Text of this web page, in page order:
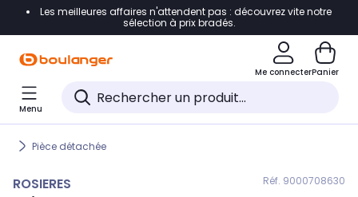
Accéder directement à la navigation
Accéder directement au pied de page
Accéder directement au chatbot
Les meilleures affaires n'attendent pas : découvrez vite notre
sélection à prix bradés.
Me connecterPanier
Menu
Pièce détachée
ROSIERES Réf. 9000708630